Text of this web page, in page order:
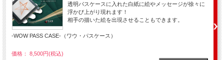
透明パスケースに入れた白紙に絵やメッセージが徐々に
浮かび上がり現れます！
相手の描いた絵を出現させることもできます。
-WOW PASS CASE-（ワウ・パスケース）
価格： 8,500円(税込)